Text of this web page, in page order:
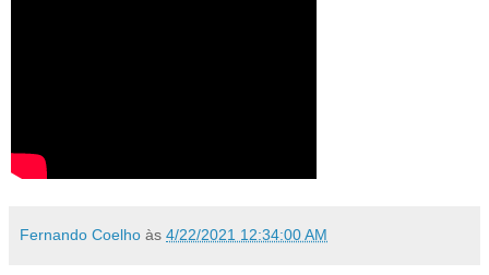
Fernando Coelho às 4/22/2021 12:34:00 AM